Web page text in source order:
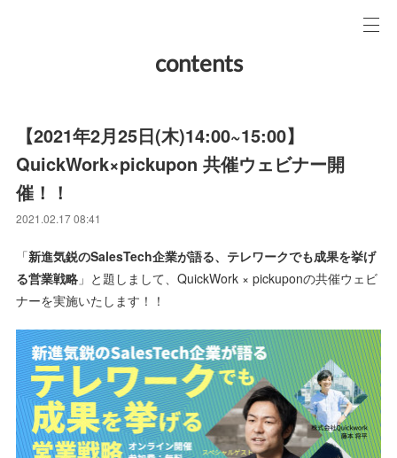
contents
【2021年2月25日(木)14:00~15:00】
QuickWork×pickupon 共催ウェビナー開
催！！
2021.02.17 08:41
「新進気鋭のSalesTech企業が語る、テレワークでも成果を挙げ
る営業戦略 」と題しまして、QuickWork × pickuponの共催ウェビ
ナーを実施いたします！！